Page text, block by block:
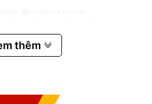
định:DN50 – DN450
PVC, gang, thép
thêm